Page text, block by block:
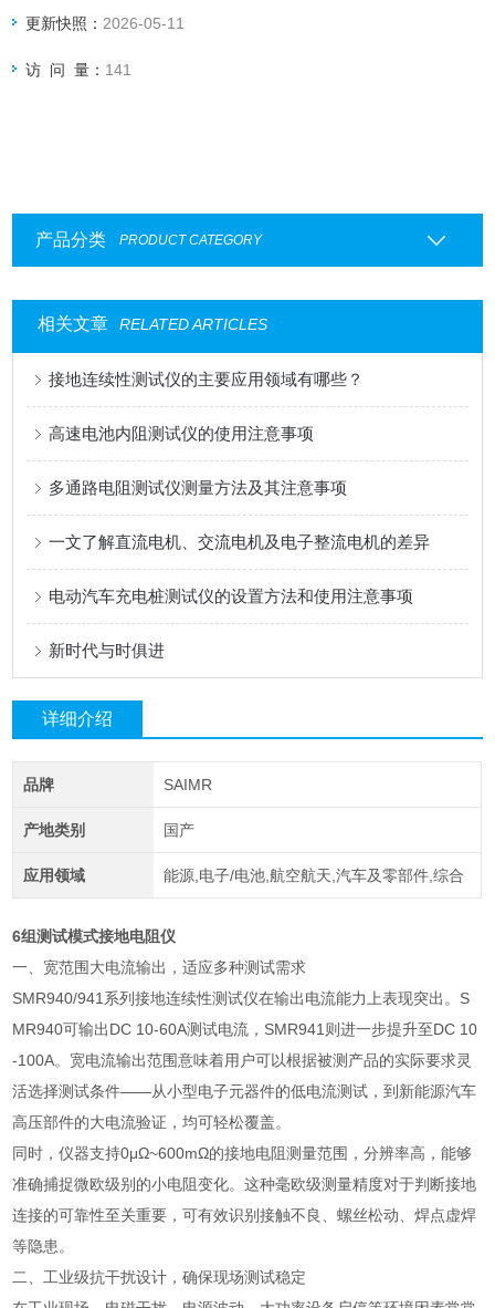
伏等行业。
更新快照： 2026-05-11
访 问 量： 141
产品分类 PRODUCT CATEGORY
相关文章 RELATED ARTICLES
接地连续性测试仪的主要应用领域有哪些？
高速电池内阻测试仪的使用注意事项
多通路电阻测试仪测量方法及其注意事项
一文了解直流电机、交流电机及电子整流电机的差异
电动汽车充电桩测试仪的设置方法和使用注意事项
新时代与时俱进
详细介绍
品牌 SAIMR
产地类别 国产
应用领域 能源,电子/电池,航空航天,汽车及零部件,综合
6组测试模式接地电阻仪
一、宽范围大电流输出，适应多种测试需求
SMR940/941系列接地连续性测试仪在输出电流能力上表现突出。S
MR940可输出DC 10-60A测试电流，SMR941则进一步提升至DC 10
-100A。宽电流输出范围意味着用户可以根据被测产品的实际要求灵
活选择测试条件——从小型电子元器件的低电流测试，到新能源汽车
高压部件的大电流验证，均可轻松覆盖。
同时，仪器支持0μΩ~600mΩ的接地电阻测量范围，分辨率高，能够
准确捕捉微欧级别的小电阻变化。这种毫欧级测量精度对于判断接地
连接的可靠性至关重要，可有效识别接触不良、螺丝松动、焊点虚焊
等隐患。
二、工业级抗干扰设计，确保现场测试稳定